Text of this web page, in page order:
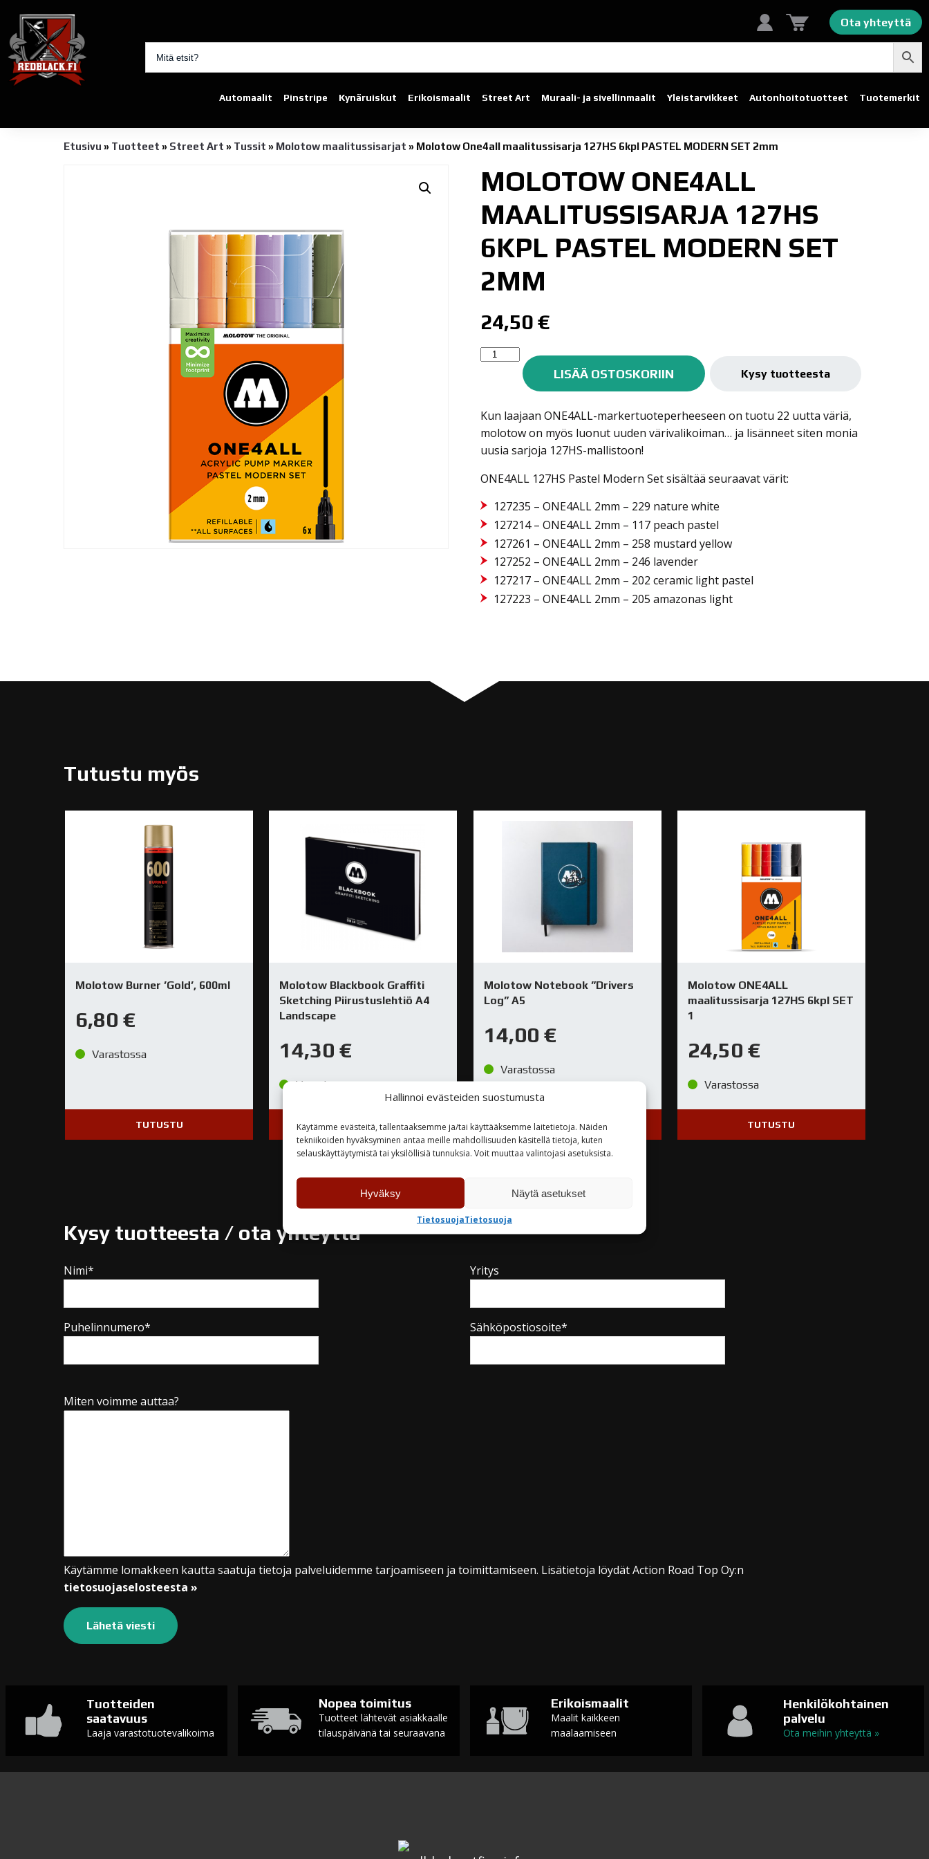
Hallinnoi evästeiden suostumusta
Käytämme evästeitä, tallentaaksemme ja/tai käyttääksemme laitetietoja. Näiden
tekniikoiden hyväksyminen antaa meille mahdollisuuden käsitellä tietoja, kuten
selauskäyttäytymistä tai yksilöllisiä tunnuksia. Voit muuttaa valintojasi asetuksista.
Hyväksy Näytä asetukset
TietosuojaTietosuoja
Ota yhteyttä
Automaalit Pinstripe Kynäruiskut Erikoismaalit Street Art Muraali- ja sivellinmaalit Yleistarvikkeet Autonhoito­tuotteet Tuotemerkit
Etusivu » Tuotteet » Street Art » Tussit » Molotow maalitussisarjat » Molotow One4all maalitussisarja 127HS 6kpl PASTEL MODERN SET 2mm
MOLOTOW ONE4ALL
MAALITUSSISARJA 127HS
6KPL PASTEL MODERN SET
2MM
24,50€
Molotow
maalitussisarja
6kpl
PASTEL
MODERN
2mm
määrä
LISÄÄ OSTOSKORIIN Kysy tuotteesta
Kun laajaan ONE4ALL-markertuoteperheeseen on tuotu 22 uutta väriä,
molotow on myös luonut uuden värivalikoiman… ja lisänneet siten monia
uusia sarjoja 127HS-mallistoon!
ONE4ALL 127HS Pastel Modern Set sisältää seuraavat värit:
127235 – ONE4ALL 2mm – 229 nature white
127214 – ONE4ALL 2mm – 117 peach pastel
127261 – ONE4ALL 2mm – 258 mustard yellow
127252 – ONE4ALL 2mm – 246 lavender
127217 – ONE4ALL 2mm – 202 ceramic light pastel
127223 – ONE4ALL 2mm – 205 amazonas light
Tutustu myös
Molotow Burner ’Gold’, 600ml
6,80 €
Varastossa
TUTUSTU
Molotow Blackbook Graffiti
Sketching Piirustuslehtiö A4
Landscape
14,30€
Varastossa
TUTUSTU
Molotow Notebook ”Drivers
Log” A5
14,00 €
Varastossa
TUTUSTU
Molotow ONE4ALL
maalitussisarja 127HS 6kpl SET
1
24,50 €
Varastossa
TUTUSTU
Kysy tuotteesta / ota yhteyttä
Nimi* Yritys
Puhelinnumero* Sähköpostiosoite*
Miten voimme auttaa?
Käytämme lomakkeen kautta saatuja tietoja palveluidemme tarjoamiseen ja toimittamiseen. Lisätietoja löydät Action Road Top Oy:n
tietosuojaselosteesta »
Tuotteiden
saatavuus
Laaja varastotuotevalikoima
Nopea toimitus
Tuotteet lähtevät asiakkaalle
tilauspäivänä tai seuraavana
Erikoismaalit
Maalit kaikkeen
maalaamiseen
Henkilökohtainen
palvelu
Ota meihin yhteyttä »